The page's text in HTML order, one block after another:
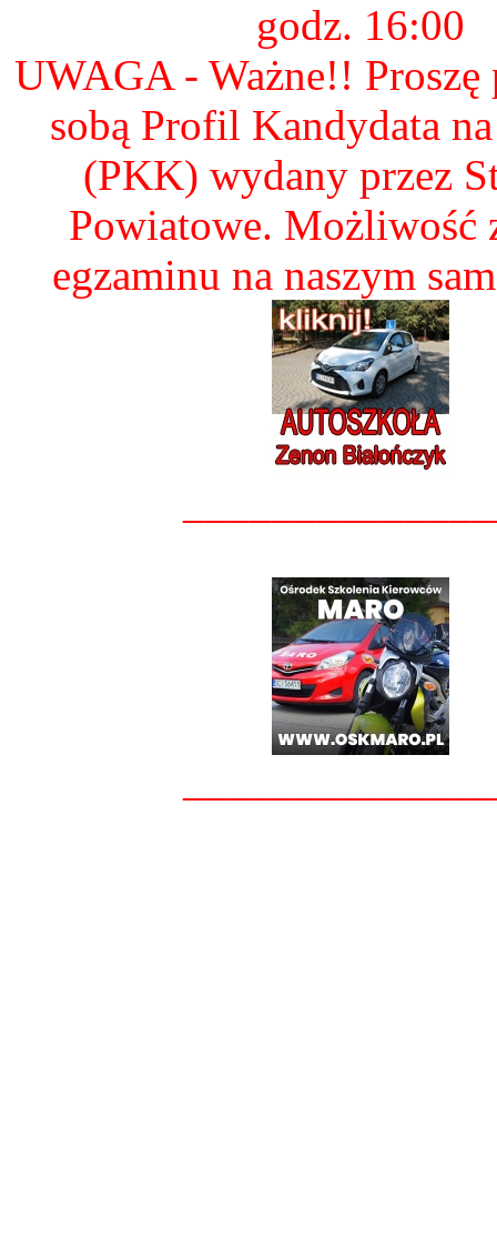
godz. 16:00
UWAGA - Ważne!! Proszę
sobą Profil Kandydata
(PKK) wydany przez
Powiatowe. Możliwość
egzaminu na naszym